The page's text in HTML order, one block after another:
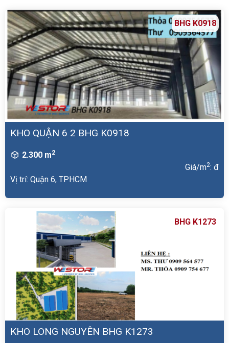
BHG K0918
KHO QUẬN 6 2 BHG K0918
2.300 m2
Giá/m2: đ
Vị trí: Quận 6, TPHCM
BHG K1273
KHO LONG NGUYÊN BHG K1273